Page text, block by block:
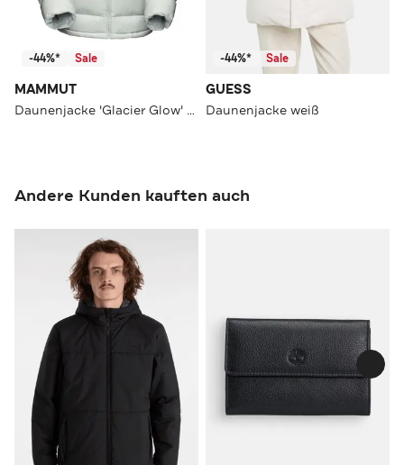
-44%* Sale
MAMMUT
Daunenjacke 'Glacier Glow' eisblau
-44%* Sale
GUESS
Daunenjacke weiß
Andere Kunden kauften auch